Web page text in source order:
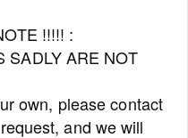
!!!!! :
SADLY ARE NOT
own, please contact
and we will